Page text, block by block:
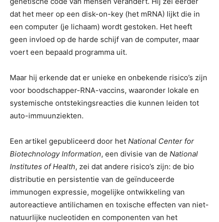
dat het meer op een disk-on-key (het mRNA) lijkt die in
een computer (je lichaam) wordt gestoken. Het heeft
geen invloed op de harde schijf van de computer, maar
voert een bepaald programma uit.
Maar hij erkende dat er unieke en onbekende risico’s zijn
voor boodschapper-RNA-vaccins, waaronder lokale en
systemische ontstekingsreacties die kunnen leiden tot
auto-immuunziekten.
Een artikel gepubliceerd door het National Center for
Biotechnology Information, een divisie van de National
Institutes of Health, zei dat andere risico’s zijn: de bio
distributie en persistentie van de geïnduceerde
immunogen expressie, mogelijke ontwikkeling van
autoreactieve antilichamen en toxische effecten van niet-
natuurlijke nucleotiden en componenten van het